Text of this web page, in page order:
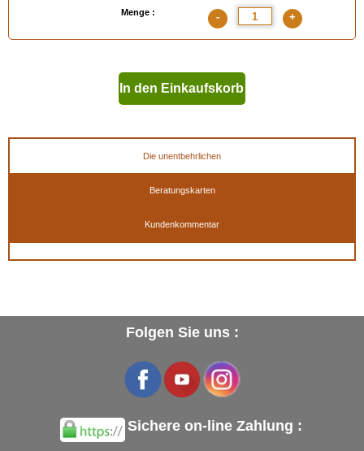
Menge :
- +
In den Einkaufskorb
Die unentbehrlichen
Beratungskarten
Kundenkommentar
Folgen Sie uns :
Sichere on-line Zahlung :